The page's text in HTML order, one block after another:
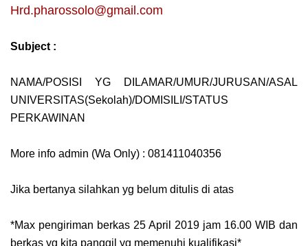
Hrd.pharossolo@gmail.com
Subject :
NAMA/POSISI YG DILAMAR/UMUR/JURUSAN/ASAL
UNIVERSITAS(Sekolah)/DOMISILI/STATUS
PERKAWINAN
More info admin (Wa Only) : 081411040356
Jika bertanya silahkan yg belum ditulis di atas
*Max pengiriman berkas 25 April 2019 jam 16.00 WIB dan
berkas yg kita panggil yg memenuhi kualifikasi*